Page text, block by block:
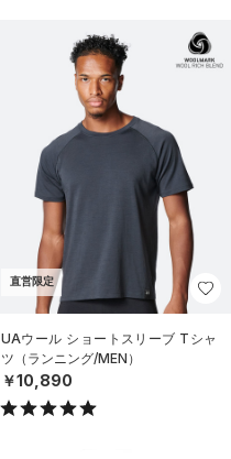
直営限定
UAウール ショートスリーブ Tシャ
ツ（ランニング/MEN）
￥10,890